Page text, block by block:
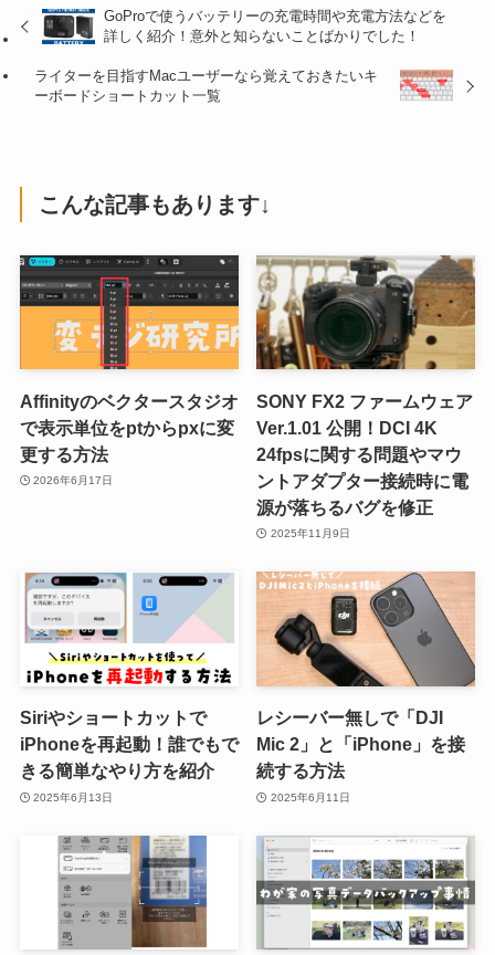
GoProで使うバッテリーの充電時間や充電方法などを
詳しく紹介！意外と知らないことばかりでした！
ライターを目指すMacユーザーなら覚えておきたいキ
ーボードショートカット一覧
こんな記事もあります↓
Affinityのベクタースタジオ
で表示単位をptからpxに変
更する方法
2026年6月17日
SONY FX2 ファームウェア
Ver.1.01 公開！DCI 4K
24fpsに関する問題やマウ
ントアダプター接続時に電
源が落ちるバグを修正
2025年11月9日
Siriやショートカットで
iPhoneを再起動！誰でもで
きる簡単なやり方を紹介
2025年6月13日
レシーバー無しで「DJI
Mic 2」と「iPhone」を接
続する方法
2025年6月11日